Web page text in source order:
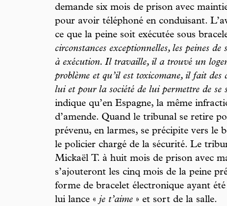
demande six mois de prison avec
pour avoir téléphoné en conduisant.
ce que la peine soit exécutée sous
circonstances exceptionnelles, les peines
à exécution. Il travaille, il a trouvé un
problème et qu’il est toxicomane, il fait des
lui et pour la société de lui permettre de se
indique qu’en Espagne, la même
d’amende. Quand le tribunal se retire
prévenu, en larmes, se précipite vers le
le policier chargé de la sécurité. Le
Mickaël T. à huit mois de prison avec
s’ajouteront les cinq mois de la peine
forme de bracelet électronique ayant
lui lance « je t’aime » et sort de la salle.